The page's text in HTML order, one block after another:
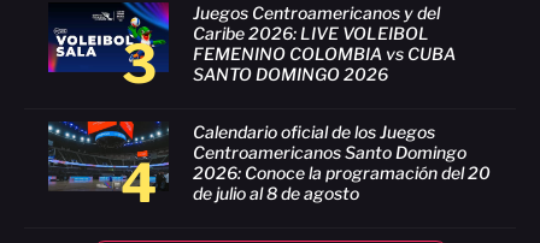
3
Juegos Centroamericanos y del
Caribe 2026: LIVE VOLEIBOL
FEMENINO COLOMBIA vs CUBA
SANTO DOMINGO 2026
4
Calendario oficial de los Juegos
Centroamericanos Santo Domingo
2026: Conoce la programación del 20
de julio al 8 de agosto